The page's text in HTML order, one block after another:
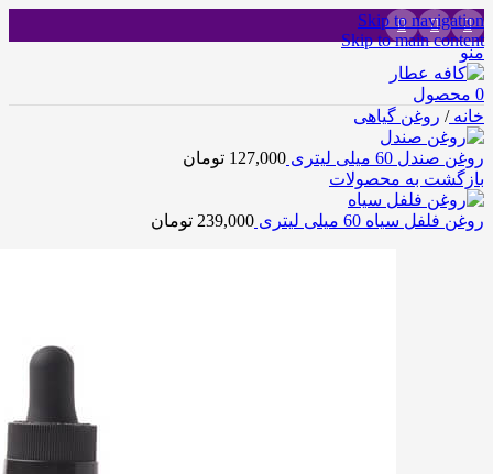
Skip to navigation
Skip to main content
منو
0 محصول
خانه/ روغن گیاهی
روغن صندل 60 میلی لیتری 127,000 تومان
بازگشت به محصولات
روغن فلفل سیاه 60 میلی لیتری 239,000 تومان